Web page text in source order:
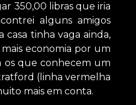
350,00 libras que iria
alguns amigos
tinha vaga ainda,
economia por um
os que conhecem um
(linha vermelha
mais em conta.